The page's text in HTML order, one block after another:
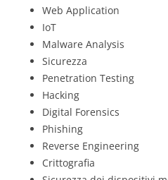
Web Application
IoT
Malware Analysis
Sicurezza
Penetration Testing
Hacking
Digital Forensics
Phishing
Reverse Engineering
Crittografia